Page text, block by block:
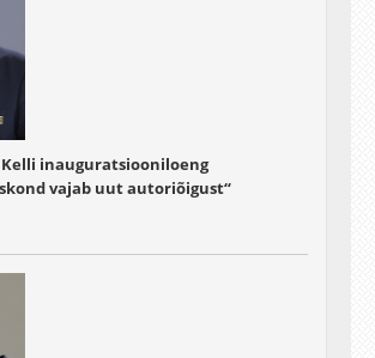
inauguratsiooniloeng
vajab uut autoriõigust“